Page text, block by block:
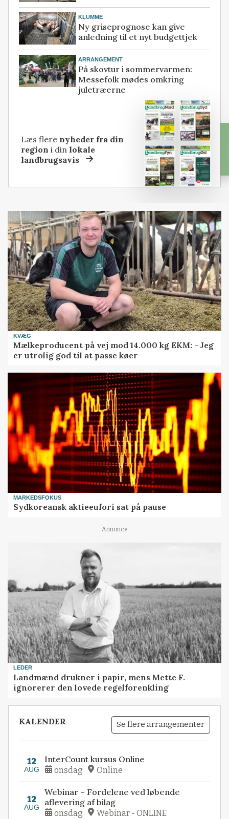
KLUMME
Ny griseprognose kan give
anledning til et nyt budgettjek
ARRANGEMENT
På skovtur i sommervarmen:
Messefolk mødes omkring
juletræerne
Læs flere nyheder fra din
region i dinlokale
landbrugsavis
KVÆG
Mælkeproducent på vej mod 14.000 kg EKM: - Jeg
er utrolig god til at passe køer
MARKEDSFOKUS
Sydkoreansk aktieeufori sat på pause
Annonce
LEDER
Landmænd drukner i papir, mens Mette F.
ignorerer den lovede regelforenkling
KALENDER Se flere arrangementer
12
AUG
InterCount kursus Online
onsdag Online
12
AUG
Webinar – Fordelene ved løbende
aflevering af bilag
onsdag Webinar - ONLINE